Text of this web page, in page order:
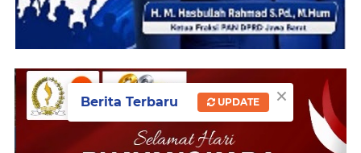
×
Berita Terbaru UPDATE